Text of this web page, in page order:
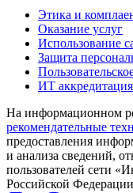
Этика и
Оказание услуг
Использование
Защита
ИТ аккредитация
На информационном
рекомендательные
предоставления
и анализа сведений,
пользователей сети
Российской